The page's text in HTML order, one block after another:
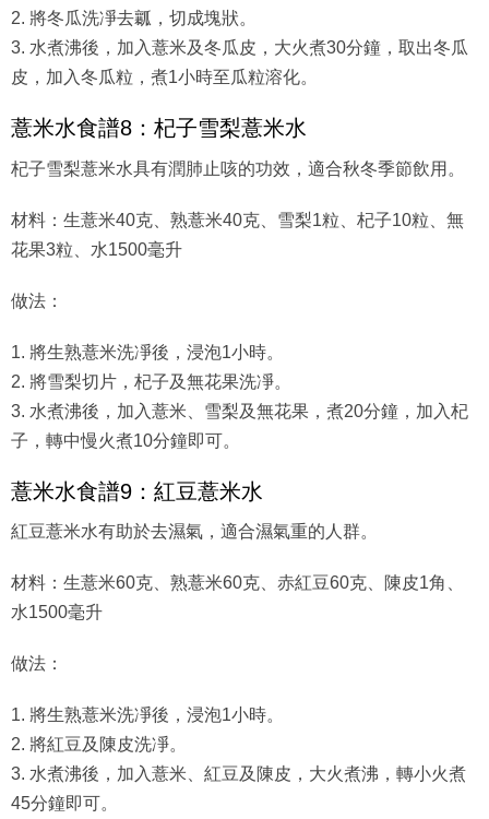
2. 將冬瓜洗凈去瓤，切成塊狀。
3. 水煮沸後，加入薏米及冬瓜皮，大火煮30分鐘，取出冬瓜
皮，加入冬瓜粒，煮1小時至瓜粒溶化。
薏米水食譜8：杞子雪梨薏米水
杞子雪梨薏米水具有潤肺止咳的功效，適合秋冬季節飲用。
材料：生薏米40克、熟薏米40克、雪梨1粒、杞子10粒、無
花果3粒、水1500毫升
做法：
1. 將生熟薏米洗凈後，浸泡1小時。
2. 將雪梨切片，杞子及無花果洗凈。
3. 水煮沸後，加入薏米、雪梨及無花果，煮20分鐘，加入杞
子，轉中慢火煮10分鐘即可。
薏米水食譜9：紅豆薏米水
紅豆薏米水有助於去濕氣，適合濕氣重的人群。
材料：生薏米60克、熟薏米60克、赤紅豆60克、陳皮1角、
水1500毫升
做法：
1. 將生熟薏米洗凈後，浸泡1小時。
2. 將紅豆及陳皮洗凈。
3. 水煮沸後，加入薏米、紅豆及陳皮，大火煮沸，轉小火煮
45分鐘即可。